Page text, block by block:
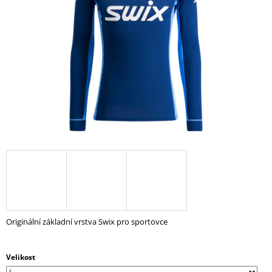
Originální základní vrstva Swix pro sportovce
Velikost
P
O
Č